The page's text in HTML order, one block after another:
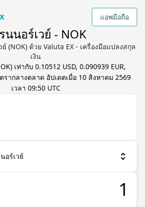
แอพมือถือ
นนอร์เวย์ - NOK
(NOK) ด้วย Valuta EX - เครื่องมือแปลงสกุล
เงิน
) เท่ากับ 0.10512 USD, 0.090939 EUR,
ากลางตลาด อัปเดตเมื่อ 10 สิงหาคม 2569
เวลา 09:50 UTC
อร์เวย์